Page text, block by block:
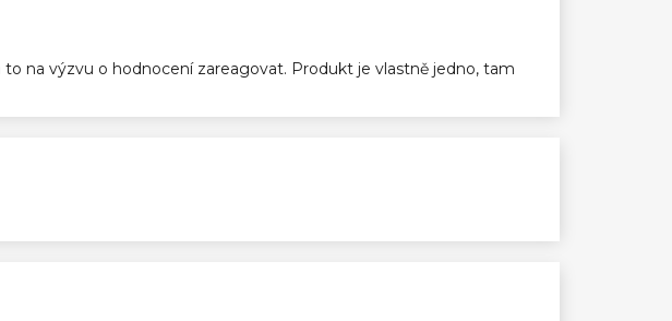
na výzvu o hodnocení zareagovat. Produkt je vlastně jedno, tam